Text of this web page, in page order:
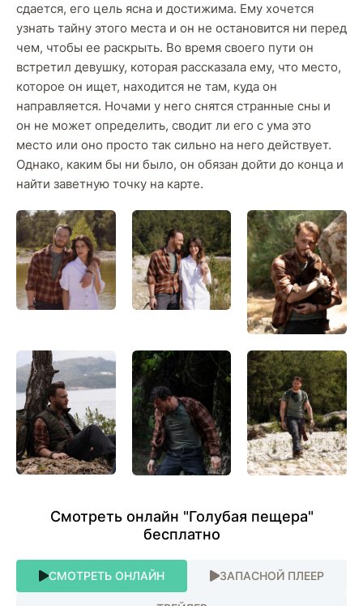
сдается, его цель ясна и достижима. Ему хочется
узнать тайну этого места и он не остановится ни перед
чем, чтобы ее раскрыть. Во время своего пути он
встретил девушку, которая рассказала ему, что место,
которое он ищет, находится не там, куда он
направляется. Ночами у него снятся странные сны и
он не может определить, сводит ли его с ума это
место или оно просто так сильно на него действует.
Однако, каким бы ни было, он обязан дойти до конца и
найти заветную точку на карте.
Смотреть онлайн "Голубая пещера"
бесплатно
СМОТРЕТЬ ОНЛАЙН ЗАПАСНОЙ ПЛЕЕР